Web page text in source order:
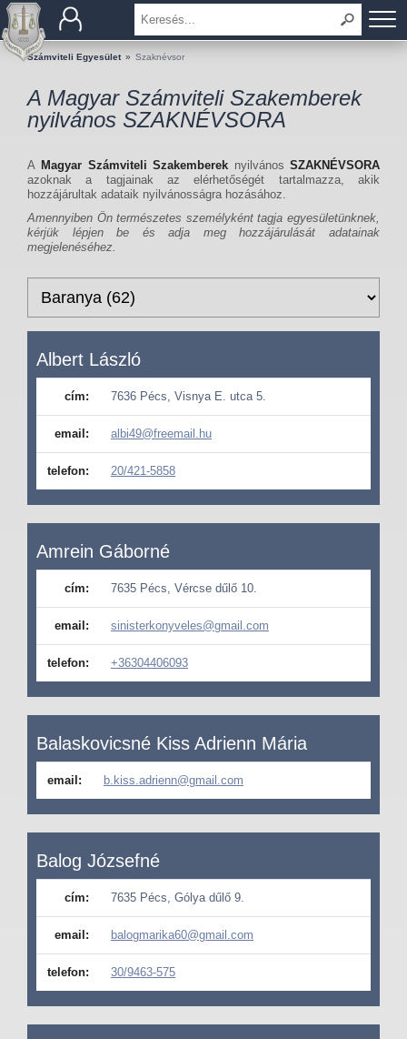
BEMUTATKOZÁS
TAGOK
KÉRDÉSEK ÉS VÁLASZOK
TUDÁSTÁR
KAPCSOLAT
Számviteli Egyesület » Szaknévsor
A Magyar Számviteli Szakemberek
nyilvános SZAKNÉVSORA
A Magyar Számviteli Szakemberek nyilvános SZAKNÉVSORA
azoknak a tagjainak az elérhetőségét tartalmazza, akik
hozzájárultak adataik nyilvánosságra hozásához.
Amennyiben Ön természetes személyként tagja egyesületünknek,
kérjük lépjen be és adja meg hozzájárulását adatainak
megjelenéséhez.
Albert László
cím: 7636 Pécs, Visnya E. utca 5.
email: albi49@freemail.hu
telefon: 20/421-5858
Amrein Gáborné
cím: 7635 Pécs, Vércse dűlő 10.
email: sinisterkonyveles@gmail.com
telefon: +36304406093
Balaskovicsné Kiss Adrienn Mária
email: b.kiss.adrienn@gmail.com
Balog Józsefné
cím: 7635 Pécs, Gólya dűlő 9.
email: balogmarika60@gmail.com
telefon: 30/9463-575